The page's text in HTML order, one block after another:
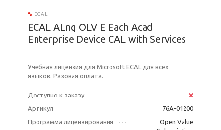
ECAL
ECAL ALng OLV E Each Acad
Enterprise Device CAL with Services
Учебная лицензия для Microsoft ECAL для всех
языков. Разовая оплата.
Доступно к заказу
Артикул
76A-01200
Программа лицензирования
Open Value